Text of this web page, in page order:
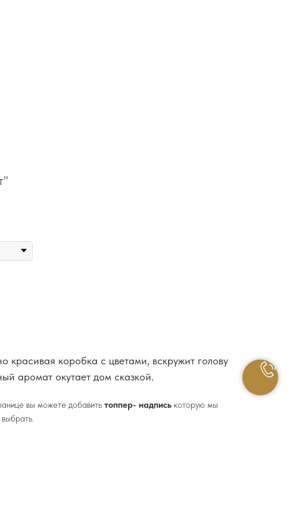
красивая коробка с цветами, вскружит голову
аромат окутает дом сказкой.
вы можете добавить топпер- надпись которую мы